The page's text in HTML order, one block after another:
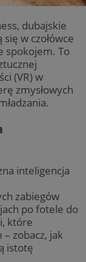
dubajskie
się w czołówce
spokojem. To
(VR) w
zmysłowych
inteligencja
zabiegów
po fotele do
które
zobacz, jak
istotę